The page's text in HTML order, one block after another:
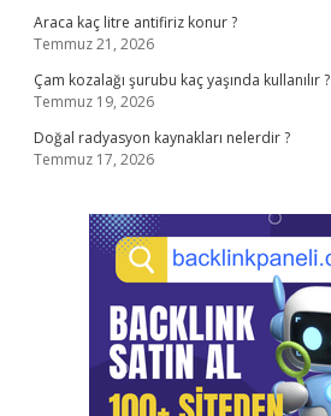
Araca kaç litre antifiriz konur ?
Temmuz 21, 2026
Çam kozalağı şurubu kaç yaşında kullanılır ?
Temmuz 19, 2026
Doğal radyasyon kaynakları nelerdir ?
Temmuz 17, 2026